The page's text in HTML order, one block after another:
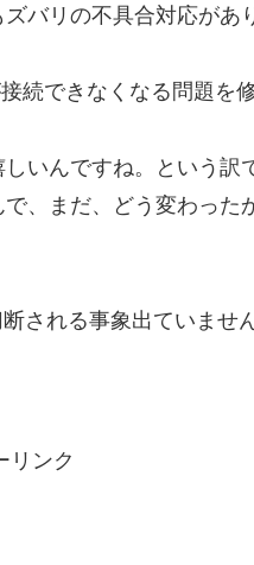
バリの不具合対応があ
続できなくなる問題を
いんですね。という訳
、まだ、どう変わった
される事象出ていませ
リンク